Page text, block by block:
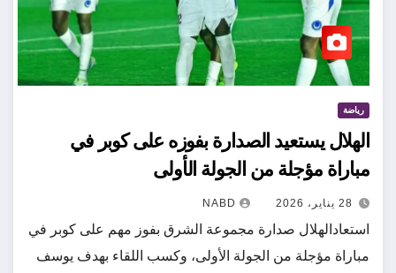
رياضة
الهلال يستعيد الصدارة بفوزه على كوبر في
مباراة مؤجلة من الجولة الأولى
28 يناير، 2026 NABD
استعادالهلال صدارة مجموعة الشرق بفوز مهم على كوبر في
مباراة مؤجلة من الجولة الأولى، وكسب اللقاء بهدف يوسف